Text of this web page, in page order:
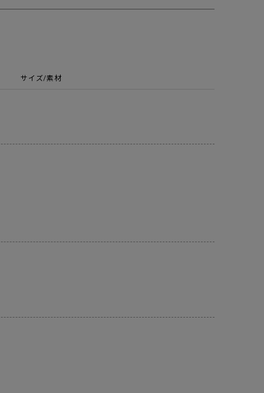
サイズ/素材